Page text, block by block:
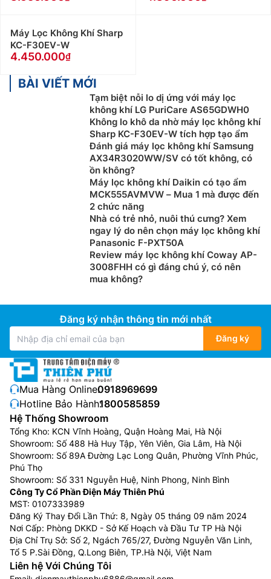
Máy Lọc Không Khí Sharp
KC-F30EV-W
4.450.000
BÀI VIẾT MỚI
Tạm biệt nỗi lo dị ứng với máy lọc
không khí LG PuriCare AS65GDWH0
Không lo khô da nhờ máy lọc không khí
Sharp KC-F30EV-W tích hợp tạo ẩm
Đánh giá máy lọc không khí Samsung
AX34R3020WW/SV có tốt không, có
ồn không?
Máy lọc không khí Daikin có tạo ẩm
MCK555AVMVW – Mua 1 mà được đến
2 chức năng
Nhà có trẻ nhỏ, nuôi thú cưng? Xem
ngay lý do nên chọn máy lọc không khí
Panasonic F-PXT50A
Review máy lọc không khí Coway AP-
3008FHH có gì đáng chú ý, có nên
mua không?
Đăng ký nhận thông tin mới nhất
Đăng ký
Mua Hàng Online:0918969699
Hotline Bảo Hành:1800585859
Hệ Thống Showroom
Tổng Kho: KCN Vĩnh Hoàng, Quận Hoàng Mai, Hà Nội
Showroom: Số 488 Hà Huy Tập, Yên Viên, Gia Lâm, Hà Nội
Showroom: Số 89A Đường Lạc Long Quân, Phường Vĩnh Phúc,
Phú Thọ
Showroom: Số 331 Nguyễn Huệ, Ninh Phong, Ninh Bình
Công Ty Cổ Phần Điện Máy Thiên Phú
MST: 0107333989
Đăng Ký Thay Đổi Lần Thứ: 8, Ngày 05 tháng 09 năm 2024
Nơi Cấp: Phòng DKKD - Sở Kế Hoạch và Đầu Tư TP Hà Nội
Địa Chỉ Trụ Sở: Số 2, Ngách 765/27, Đường Nguyễn Văn Linh,
Tổ 5 P.Sài Đồng, Q.Long Biên, TP.Hà Nội, Việt Nam
Liên hệ Với Chúng Tôi